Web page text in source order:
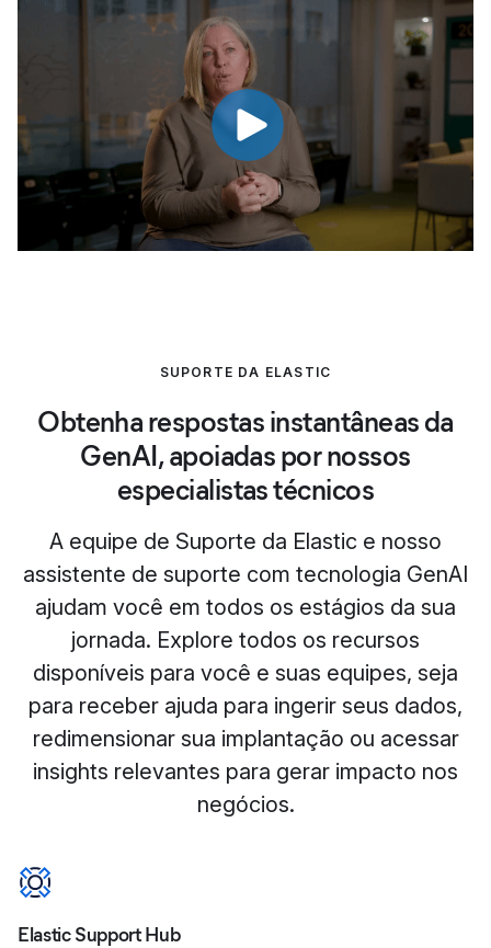
SUPORTE DA ELASTIC
Obtenha respostas instantâneas da
GenAI, apoiadas por nossos
especialistas técnicos
A equipe de Suporte da Elastic e nosso
assistente de suporte com tecnologia GenAI
ajudam você em todos os estágios da sua
jornada. Explore todos os recursos
disponíveis para você e suas equipes, seja
para receber ajuda para ingerir seus dados,
redimensionar sua implantação ou acessar
insights relevantes para gerar impacto nos
negócios.
Elastic Support Hub